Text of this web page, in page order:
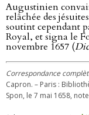
Augustinien
relâchée des
soutint cependant
Royal, et signa le
novembre 1657 (
Correspondance
Capron. – Paris :
Spon, le 7 mai 1658,